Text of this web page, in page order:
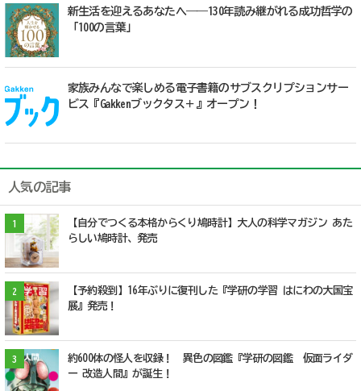
新生活を迎えるあなたへ――130年読み継がれる成功哲学の
「100の言葉」
家族みんなで楽しめる電子書籍のサブスクリプションサー
ビス『Gakkenブックタス＋』オープン！
人気の記事
1
【自分でつくる本格からくり鳩時計】大人の科学マガジン あた
らしい鳩時計、発売
2
【予約殺到】16年ぶりに復刊した『学研の学習 はにわの大国宝
展』発売！
3
約600体の怪人を収録！ 異色の図鑑『学研の図鑑 仮面ライダ
ー 改造人間』が誕生！